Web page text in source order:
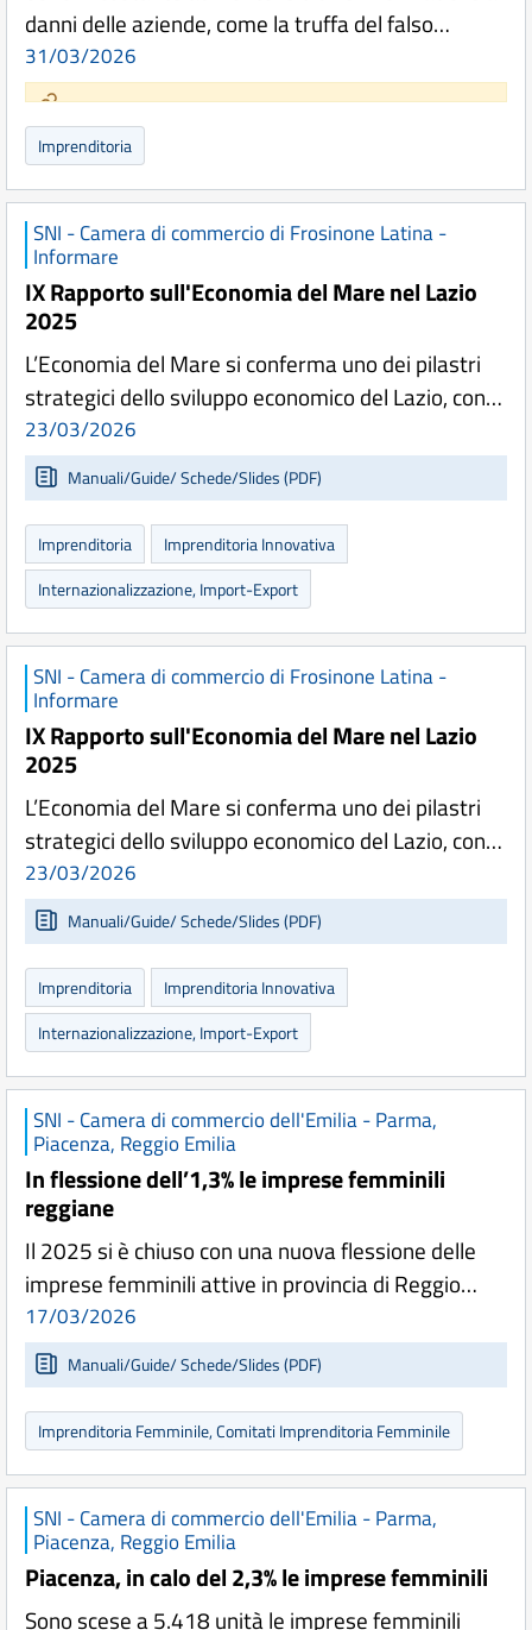
danni delle aziende, come la truffa del falso…
31/03/2026
Imprenditoria
SNI - Camera di commercio di Frosinone Latina -
Informare
IX Rapporto sull'Economia del Mare nel Lazio
2025
L’Economia del Mare si conferma uno dei pilastri
strategici dello sviluppo economico del Lazio, con…
23/03/2026
Manuali/Guide/ Schede/Slides (PDF)
Imprenditoria
Imprenditoria Innovativa
Internazionalizzazione, Import-Export
SNI - Camera di commercio di Frosinone Latina -
Informare
IX Rapporto sull'Economia del Mare nel Lazio
2025
L’Economia del Mare si conferma uno dei pilastri
strategici dello sviluppo economico del Lazio, con…
23/03/2026
Manuali/Guide/ Schede/Slides (PDF)
Imprenditoria
Imprenditoria Innovativa
Internazionalizzazione, Import-Export
SNI - Camera di commercio dell'Emilia - Parma,
Piacenza, Reggio Emilia
In flessione dell’1,3% le imprese femminili
reggiane
Il 2025 si è chiuso con una nuova flessione delle
imprese femminili attive in provincia di Reggio…
17/03/2026
Manuali/Guide/ Schede/Slides (PDF)
Imprenditoria Femminile, Comitati Imprenditoria Femminile
SNI - Camera di commercio dell'Emilia - Parma,
Piacenza, Reggio Emilia
Piacenza, in calo del 2,3% le imprese femminili
Sono scese a 5.418 unità le imprese femminili